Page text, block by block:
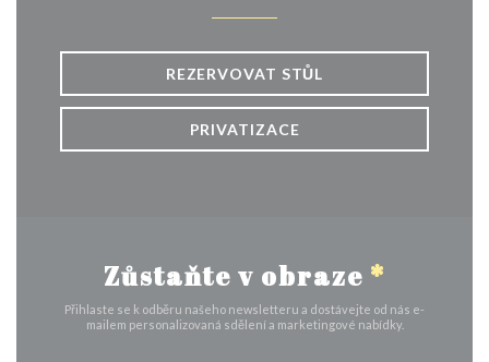
REZERVOVAT STŮL
PRIVATIZACE
Zůstaňte v obraze *
Přihlaste se k odběru našeho newsletteru a dostávejte od nás e-
mailem personalizovaná sdělení a marketingové nabídky.